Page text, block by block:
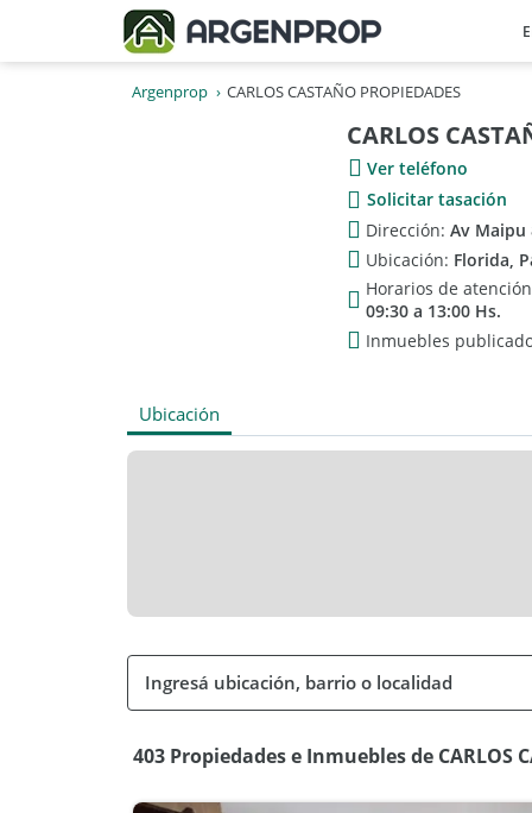
Argenprop CARLOS CASTAÑO PROPIEDADES
CARLOS
Ver teléfono
Solicitar tasación
Dirección: Av Maipu
Ubicación: Florida,
Horarios de
09:30 a 13:00 Hs.
Inmuebles
Ubicación
403 Propiedades e Inmuebles de CARLOS